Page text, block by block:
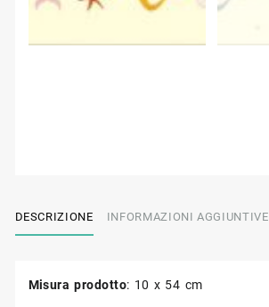
DESCRIZIONE INFORMAZIONI AGGIUNTIVE
Misura prodotto: 10 x 54 cm